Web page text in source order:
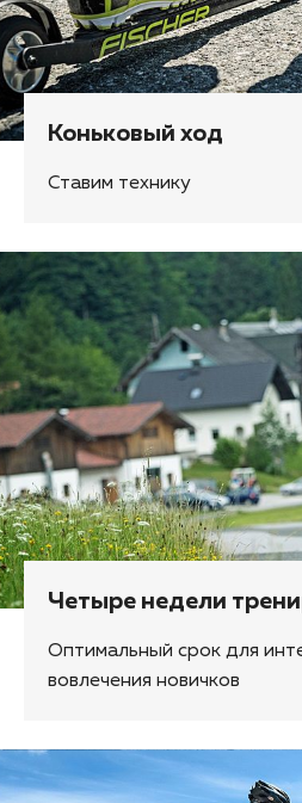
Коньковый ход
Ставим технику
Четыре недели
Оптимальный срок для
вовлечения новичков